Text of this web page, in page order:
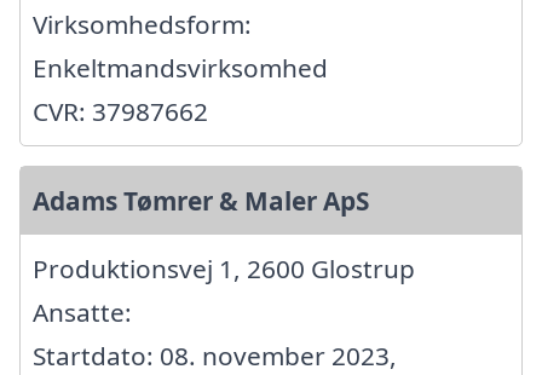
Virksomhedsform:
Enkeltmandsvirksomhed
CVR: 37987662
Adams Tømrer & Maler ApS
Produktionsvej 1, 2600 Glostrup
Ansatte:
Startdato: 08. november 2023,